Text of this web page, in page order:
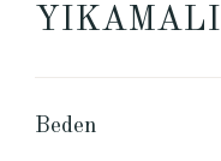
YIKAMALI
Beden